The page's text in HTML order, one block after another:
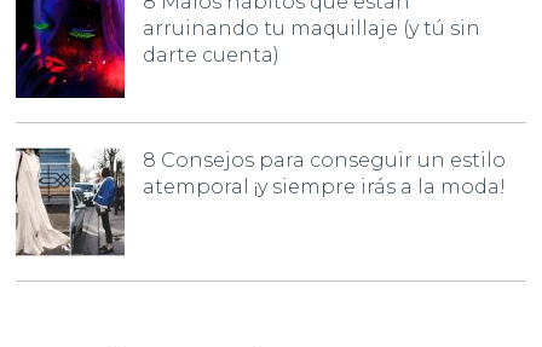
arruinando tu maquillaje (y tú sin
darte cuenta)
8 Consejos para conseguir un estilo
atemporal ¡y siempre irás a la moda!